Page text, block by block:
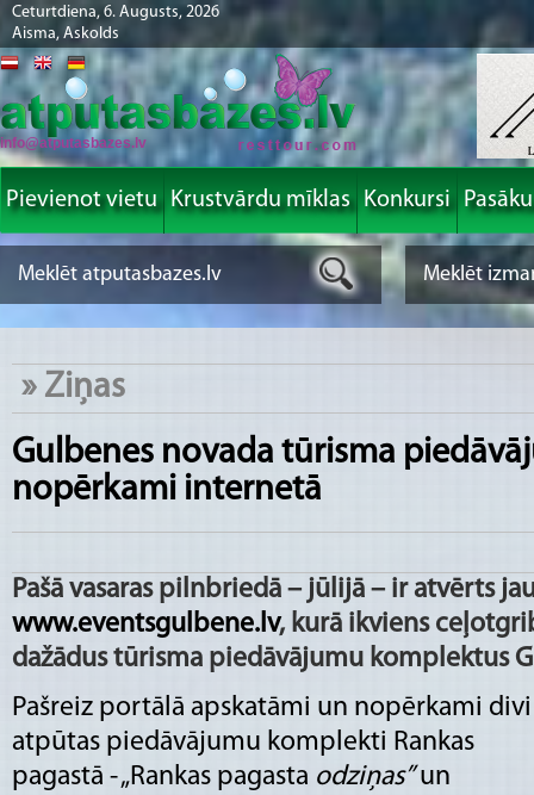
Ceturtdiena, 6. Augusts, 2026
Aisma, Askolds
info@atputasbazes.lv
Pievienot vietu Krustvārdu mīklas Konkursi
» Ziņas
Gulbenes novada tūrisma
nopērkami internetā
Pašā vasaras pilnbriedā – jūlijā – ir atvērts
www.eventsgulbene.lv, kurā ikviens
dažādus tūrisma piedāvājumu komplektus
Pašreiz portālā apskatāmi un nopērkami divi
atpūtas piedāvājumu komplekti Rankas
pagastā - „Rankas pagasta odziņas”un